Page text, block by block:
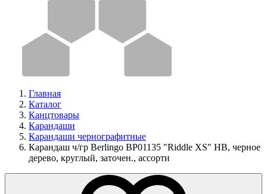
Главная
Каталог
Канцтовары
Карандаши
Карандаши чернографитные
Карандаш ч/гр Berlingo BP01135 "Riddle XS" HB, черное
дерево, круглый, заточен., ассорти